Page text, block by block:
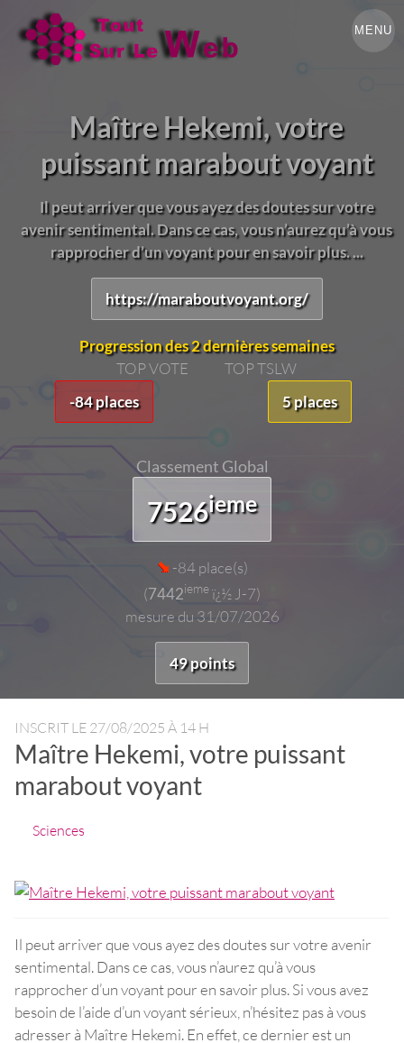
MENU
Maître Hekemi, votre
puissant marabout voyant
Il peut arriver que vous ayez des doutes sur votre
avenir sentimental. Dans ce cas, vous n’aurez qu’à vous
rapprocher d’un voyant pour en savoir plus. ...
https://maraboutvoyant.org/
Progression des 2 dernières semaines
TOP VOTE
-84 places
TOP TSLW
5 places
Classement Global
7526ieme
-84 place(s)
(7442iemeï¿½ J-7)
mesure du 31/07/2026
49 points
INSCRIT LE 27/08/2025 À 14 H
Maître Hekemi, votre puissant
marabout voyant
Sciences
Il peut arriver que vous ayez des doutes sur votre avenir
sentimental. Dans ce cas, vous n’aurez qu’à vous
rapprocher d’un voyant pour en savoir plus. Si vous avez
besoin de l’aide d’un voyant sérieux, n’hésitez pas à vous
adresser à Maître Hekemi. En effet, ce dernier est un